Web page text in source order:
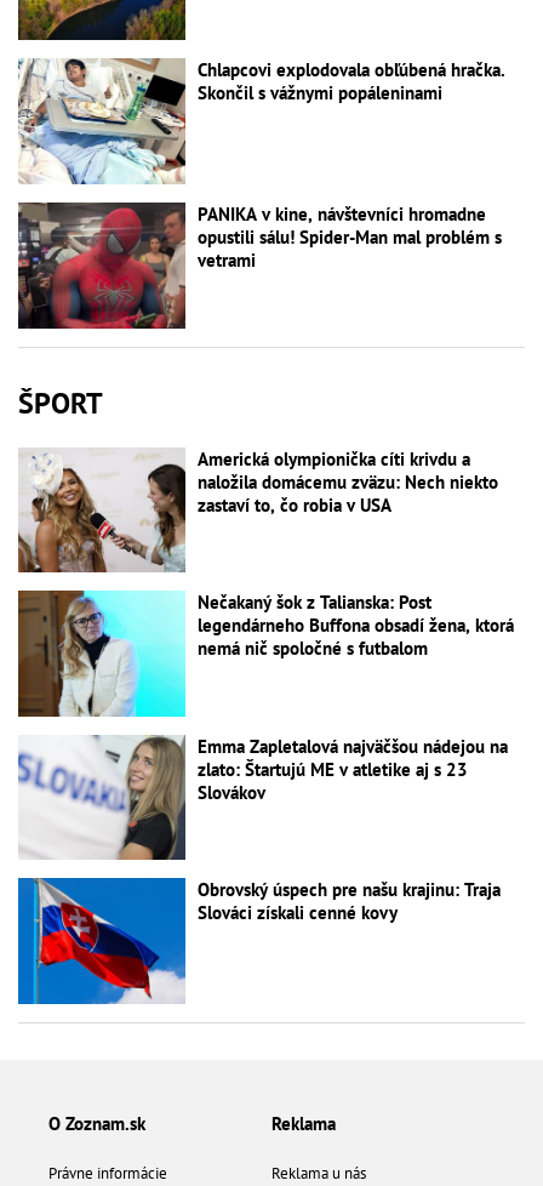
Chlapcovi explodovala obľúbená hračka.
Skončil s vážnymi popáleninami
PANIKA v kine, návštevníci hromadne
opustili sálu! Spider-Man mal problém s
vetrami
ŠPORT
Americká olympionička cíti krivdu a
naložila domácemu zväzu: Nech niekto
zastaví to, čo robia v USA
Nečakaný šok z Talianska: Post
legendárneho Buffona obsadí žena, ktorá
nemá nič spoločné s futbalom
Emma Zapletalová najväčšou nádejou na
zlato: Štartujú ME v atletike aj s 23
Slovákov
Obrovský úspech pre našu krajinu: Traja
Slováci získali cenné kovy
O Zoznam.sk
Právne informácie
Reklama
Reklama u nás